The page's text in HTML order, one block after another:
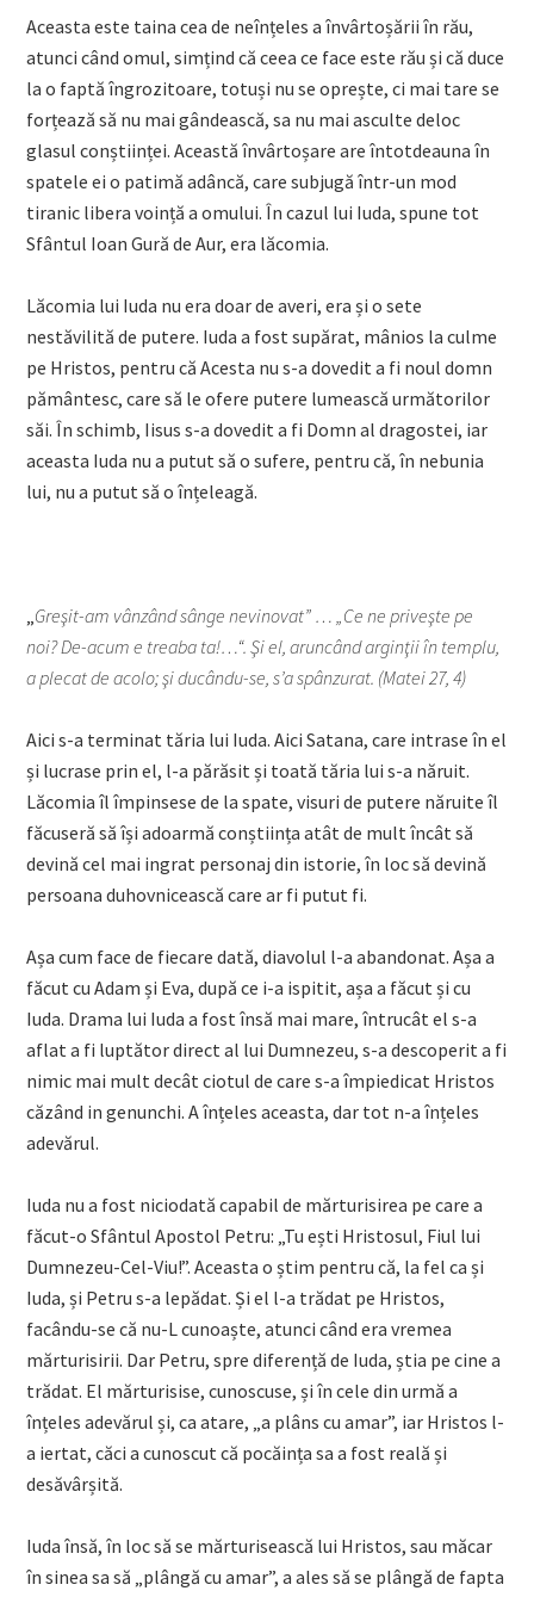
Aceasta este taina cea de neînțeles a învârtoșării în rău,
atunci când omul, simțind că ceea ce face este rău și că duce
la o faptă îngrozitoare, totuși nu se oprește, ci mai tare se
forțează să nu mai gândească, sa nu mai asculte deloc
glasul conștiinței. Această învârtoșare are întotdeauna în
spatele ei o patimă adâncă, care subjugă într-un mod
tiranic libera voință a omului. În cazul lui Iuda, spune tot
Sfântul Ioan Gură de Aur, era lăcomia.
Lăcomia lui Iuda nu era doar de averi, era și o sete
nestăvilită de putere. Iuda a fost supărat, mânios la culme
pe Hristos, pentru că Acesta nu s-a dovedit a fi noul domn
pământesc, care să le ofere putere lumească următorilor
săi. În schimb, Iisus s-a dovedit a fi Domn al dragostei, iar
aceasta Iuda nu a putut să o sufere, pentru că, în nebunia
lui, nu a putut să o înțeleagă.
„Greşit-am vânzând sânge nevinovat” … „Ce ne priveşte pe
noi? De-acum e treaba ta!…“. Şi el, aruncând arginţii în templu,
a plecat de acolo; şi ducându-se, s’a spânzurat. (Matei 27, 4)
Aici s-a terminat tăria lui Iuda. Aici Satana, care intrase în el
și lucrase prin el, l-a părăsit și toată tăria lui s-a năruit.
Lăcomia îl împinsese de la spate, visuri de putere năruite îl
făcuseră să își adoarmă conștiința atât de mult încât să
devină cel mai ingrat personaj din istorie, în loc să devină
persoana duhovnicească care ar fi putut fi.
Așa cum face de fiecare dată, diavolul l-a abandonat. Așa a
făcut cu Adam și Eva, după ce i-a ispitit, așa a făcut și cu
Iuda. Drama lui Iuda a fost însă mai mare, întrucât el s-a
aflat a fi luptător direct al lui Dumnezeu, s-a descoperit a fi
nimic mai mult decât ciotul de care s-a împiedicat Hristos
căzând in genunchi. A înțeles aceasta, dar tot n-a înțeles
adevărul.
Iuda nu a fost niciodată capabil de mărturisirea pe care a
făcut-o Sfântul Apostol Petru: „Tu ești Hristosul, Fiul lui
Dumnezeu-Cel-Viu!”. Aceasta o știm pentru că, la fel ca și
Iuda, și Petru s-a lepădat. Și el l-a trădat pe Hristos,
facându-se că nu-L cunoaște, atunci când era vremea
mărturisirii. Dar Petru, spre diferență de Iuda, știa pe cine a
trădat. El mărturisise, cunoscuse, și în cele din urmă a
înțeles adevărul și, ca atare, „a plâns cu amar”, iar Hristos l-
a iertat, căci a cunoscut că pocăința sa a fost reală și
desăvârșită.
Iuda însă, în loc să se mărturisească lui Hristos, sau măcar
în sinea sa să „plângă cu amar”, a ales să se plângă de fapta